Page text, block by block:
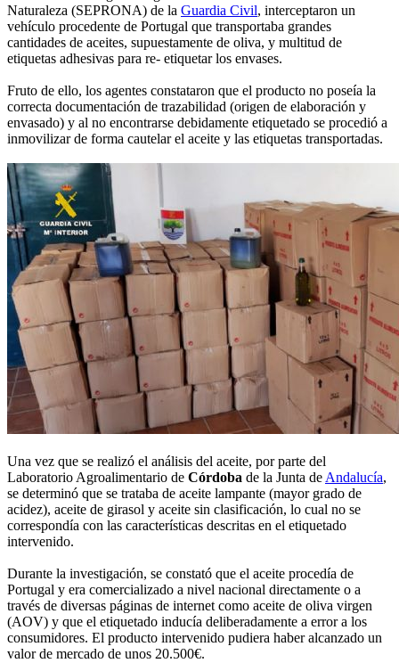
Naturaleza (SEPRONA) de la Guardia Civil, interceptaron un
vehículo procedente de Portugal que transportaba grandes
cantidades de aceites, supuestamente de oliva, y multitud de
etiquetas adhesivas para re- etiquetar los envases.
Fruto de ello, los agentes constataron que el producto no poseía la
correcta documentación de trazabilidad (origen de elaboración y
envasado) y al no encontrarse debidamente etiquetado se procedió a
inmovilizar de forma cautelar el aceite y las etiquetas transportadas.
Una vez que se realizó el análisis del aceite, por parte del
Laboratorio Agroalimentario de Córdoba de la Junta de Andalucía,
se determinó que se trataba de aceite lampante (mayor grado de
acidez), aceite de girasol y aceite sin clasificación, lo cual no se
correspondía con las características descritas en el etiquetado
intervenido.
Durante la investigación, se constató que el aceite procedía de
Portugal y era comercializado a nivel nacional directamente o a
través de diversas páginas de internet como aceite de oliva virgen
(AOV) y que el etiquetado inducía deliberadamente a error a los
consumidores. El producto intervenido pudiera haber alcanzado un
valor de mercado de unos 20.500€.